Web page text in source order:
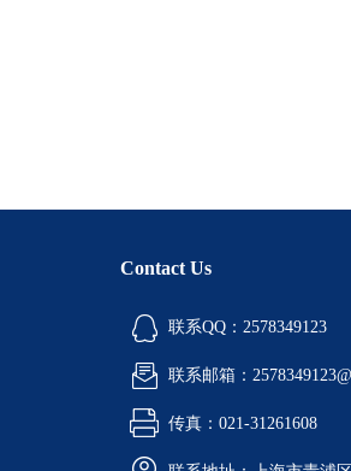
Contact Us
联系QQ：2578349123
联系邮箱：
传真：021-31261608